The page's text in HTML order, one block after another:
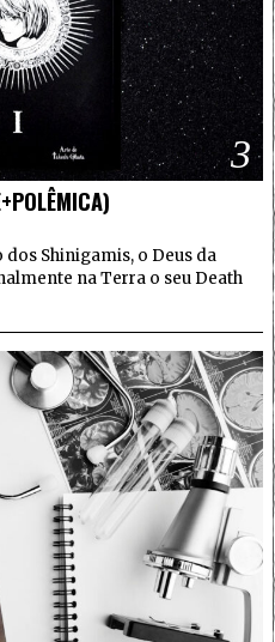
3
Shinigamis, o Deus da
na Terra o seu Death